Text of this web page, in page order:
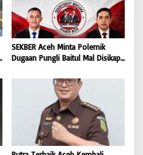
SEKBER Aceh Minta Polemik
Dugaan Pungli Baitul Mal Disikapi
Hukum terhadap Oknum |
BONGKAR ‘Perkara.com